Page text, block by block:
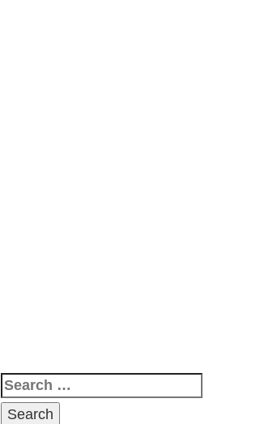
Search
for: